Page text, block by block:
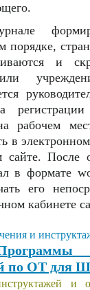
порядке,
и
рабочем
в
сайте. После
в формате
его
кабинете
по ОТ для
и